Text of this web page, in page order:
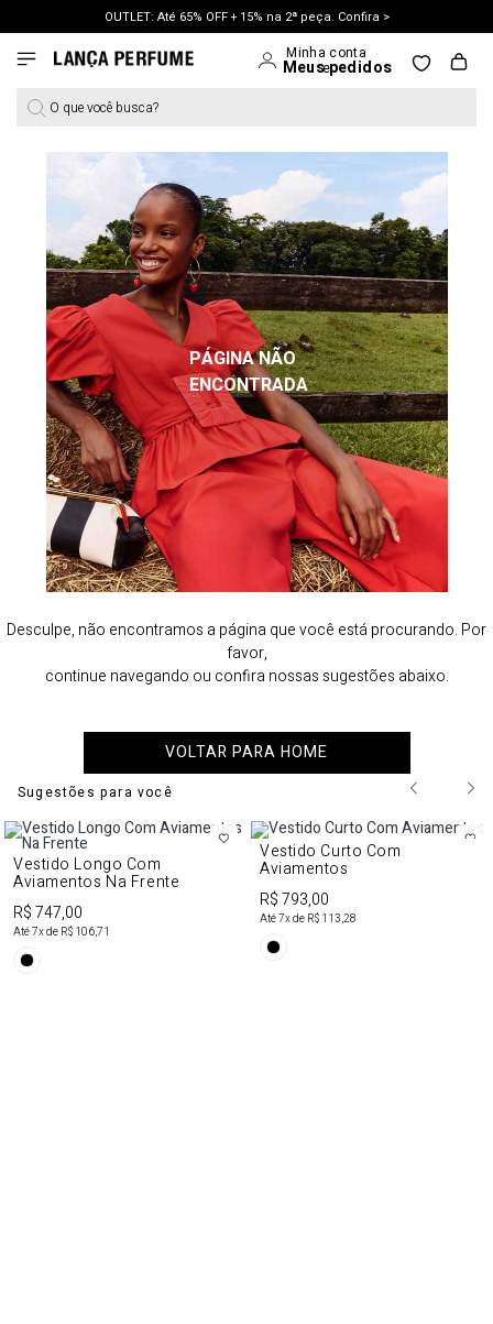
OUTLET: Até 65% OFF + 15% na 2ª peça. Confira >
LANÇAMENTO PRIMAVERA 27. Clique e aproveite.
O que você busca?
PÁGINA NÃO
ENCONTRADA
Desculpe, não encontramos a página que você está procurando. Por
favor,
continue navegando ou confira nossas sugestões abaixo.
VOLTAR PARA HOME
Sugestões para você
Vestido Longo Com
Aviamentos Na Frente
R$ 747,00
Até7x de R$ 106,71
Vestido Curto Com
Aviamentos
R$ 793,00
Até7x de R$ 113,28